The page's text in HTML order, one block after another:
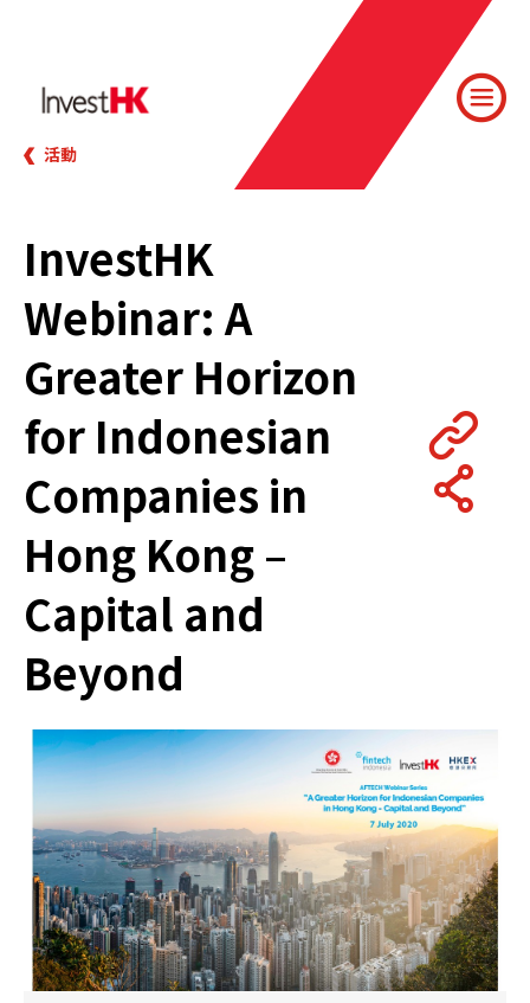
活動
InvestHK
Webinar: A
Greater Horizon
for Indonesian
Companies in
Hong Kong –
Capital and
Beyond